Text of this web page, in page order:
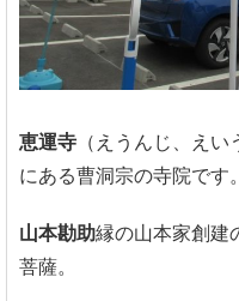
恵運寺 （えうんじ、え
にある曹洞宗の寺院です。
山本勘助縁の山本家創建
菩薩。